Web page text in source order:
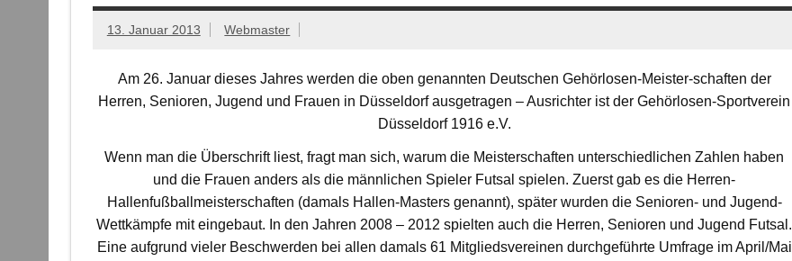
13. Januar 2013 Webmaster
Am 26. Januar dieses Jahres werden die oben genannten Deutschen Gehörlosen-Meister-schaften der
Herren, Senioren, Jugend und Frauen in Düsseldorf ausgetragen – Ausrichter ist der Gehörlosen-Sportverein
Düsseldorf 1916 e.V.
Wenn man die Überschrift liest, fragt man sich, warum die Meisterschaften unterschiedlichen Zahlen haben
und die Frauen anders als die männlichen Spieler Futsal spielen. Zuerst gab es die Herren-
Hallenfußballmeisterschaften (damals Hallen-Masters genannt), später wurden die Senioren- und Jugend-
Wettkämpfe mit eingebaut. In den Jahren 2008 – 2012 spielten auch die Herren, Senioren und Jugend Futsal.
Eine aufgrund vieler Beschwerden bei allen damals 61 Mitgliedsvereinen durchgeführte Umfrage im April/Mai